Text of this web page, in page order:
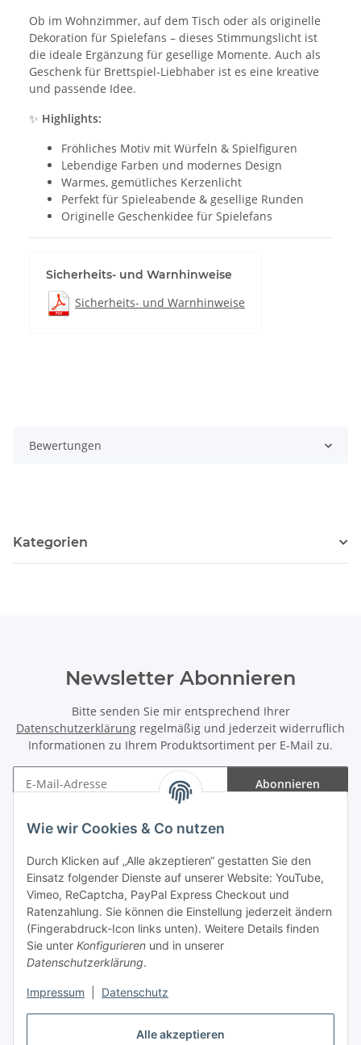
Alle akzeptieren
Wie wir Cookies & Co nutzen
Durch Klicken auf „Alle akzeptieren“ gestatten Sie den
Einsatz folgender Dienste auf unserer Website: YouTube,
Vimeo, ReCaptcha, PayPal Express Checkout und
Ratenzahlung. Sie können die Einstellung jederzeit ändern
(Fingerabdruck-Icon links unten). Weitere Details finden
Sie unter Konfigurieren und in unserer
Datenschutzerklärung.
Impressum Datenschutz
Ob im Wohnzimmer, auf dem Tisch oder als originelle
Dekoration für Spielefans – dieses Stimmungslicht ist
die ideale Ergänzung für gesellige Momente. Auch als
Geschenk für Brettspiel-Liebhaber ist es eine kreative
und passende Idee.
✨ Highlights:
Fröhliches Motiv mit Würfeln & Spielfiguren
Lebendige Farben und modernes Design
Warmes, gemütliches Kerzenlicht
Perfekt für Spieleabende & gesellige Runden
Originelle Geschenkidee für Spielefans
Sicherheits- und Warnhinweise
Sicherheits- und Warnhinweise
Bewertungen
Kategorien
Newsletter Abonnieren
Bitte senden Sie mir entsprechend Ihrer
Datenschutzerklärung regelmäßig und jederzeit widerruflich
Informationen zu Ihrem Produktsortiment per E-Mail zu.
Abonnieren
Gesetzliche Informationen
Vertrag widerrufen